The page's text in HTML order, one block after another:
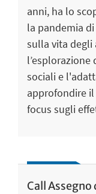
anni, ha lo
la pandemia
sulla vita degli
sociali e
approfondire il
focus sugli
Call Assegno